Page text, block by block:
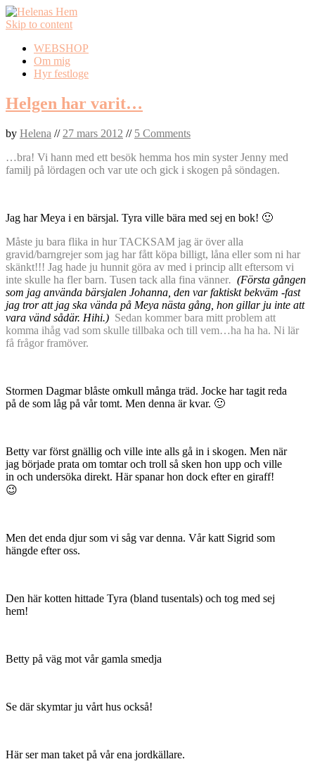
Skip to content
WEBSHOP
Om mig
Hyr festloge
Helgen har varit…
by Helena // 27 mars 2012 // 5 Comments
…bra! Vi hann med ett besök hemma hos min syster Jenny med
familj på lördagen och var ute och gick i skogen på söndagen.
Jag har Meya i en bärsjal. Tyra ville bära med sej en bok! 🙂
Måste ju bara flika in hur TACKSAM jag är över alla
gravid/barngrejer som jag har fått köpa billigt, låna eller som ni har
skänkt!!! Jag hade ju hunnit göra av med i princip allt eftersom vi
inte skulle ha fler barn. Tusen tack alla fina vänner. (Första gången
som jag använda bärsjalen Johanna, den var faktiskt bekväm -fast
jag tror att jag ska vända på Meya nästa gång, hon gillar ju inte att
vara vänd sådär. Hihi.) Sedan kommer bara mitt problem att
komma ihåg vad som skulle tillbaka och till vem…ha ha ha. Ni lär
få frågor framöver.
Stormen Dagmar blåste omkull många träd. Jocke har tagit reda
på de som låg på vår tomt. Men denna är kvar. 🙂
Betty var först gnällig och ville inte alls gå in i skogen. Men när
jag började prata om tomtar och troll så sken hon upp och ville
in och undersöka direkt. Här spanar hon dock efter en giraff!
😉
Men det enda djur som vi såg var denna. Vår katt Sigrid som
hängde efter oss.
Den här kotten hittade Tyra (bland tusentals) och tog med sej
hem!
Betty på väg mot vår gamla smedja
Se där skymtar ju vårt hus också!
Här ser man taket på vår ena jordkällare.